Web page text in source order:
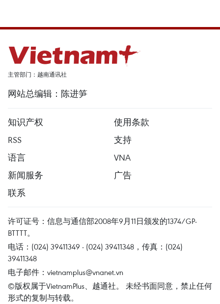
主管部门：越南通讯社
网站总编辑：陈进笋
知识产权
使用条款
RSS
支持
语言
VNA
新闻服务
广告
联系
许可证号：信息与通信部2008年9月11日颁发的1374/GP-
BTTTT。
电话：(024) 39411349 - (024) 39411348，传真：(024)
39411348
电子邮件： vietnamplus@vnanet.vn
©版权属于VietnamPlus、越通社。 未经书面同意，禁止任何
形式的复制与转载。